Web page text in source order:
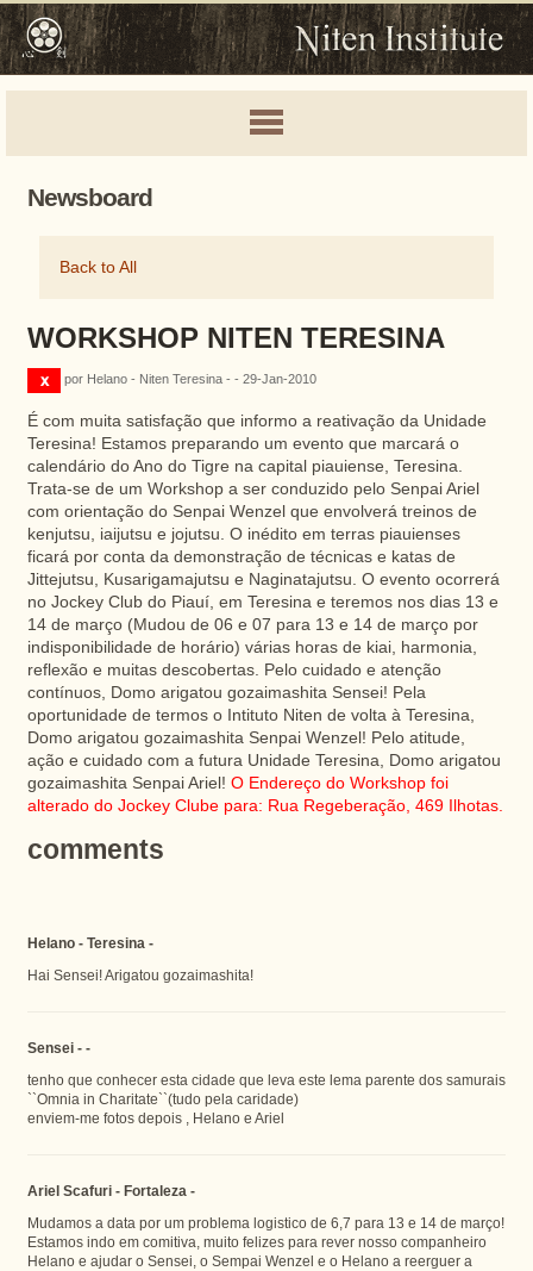
Newsboard
Back to All
WORKSHOP NITEN TERESINA
por Helano - Niten Teresina - - 29-Jan-2010
É com muita satisfação que informo a reativação da Unidade
Teresina! Estamos preparando um evento que marcará o
calendário do Ano do Tigre na capital piauiense, Teresina.
Trata-se de um Workshop a ser conduzido pelo Senpai Ariel
com orientação do Senpai Wenzel que envolverá treinos de
kenjutsu, iaijutsu e jojutsu. O inédito em terras piauienses
ficará por conta da demonstração de técnicas e katas de
Jittejutsu, Kusarigamajutsu e Naginatajutsu. O evento ocorrerá
no Jockey Club do Piauí, em Teresina e teremos nos dias 13 e
14 de março (Mudou de 06 e 07 para 13 e 14 de março por
indisponibilidade de horário) várias horas de kiai, harmonia,
reflexão e muitas descobertas. Pelo cuidado e atenção
contínuos, Domo arigatou gozaimashita Sensei! Pela
oportunidade de termos o Intituto Niten de volta à Teresina,
Domo arigatou gozaimashita Senpai Wenzel! Pelo atitude,
ação e cuidado com a futura Unidade Teresina, Domo arigatou
gozaimashita Senpai Ariel! O Endereço do Workshop foi
alterado do Jockey Clube para: Rua Regeberação, 469 Ilhotas.
comments
Helano - Teresina -
Hai Sensei! Arigatou gozaimashita!
Sensei - -
tenho que conhecer esta cidade que leva este lema parente dos samurais
``Omnia in Charitate``(tudo pela caridade)
enviem-me fotos depois , Helano e Ariel
Ariel Scafuri - Fortaleza -
Mudamos a data por um problema logistico de 6,7 para 13 e 14 de março!
Estamos indo em comitiva, muito felizes para rever nosso companheiro
Helano e ajudar o Sensei, o Sempai Wenzel e o Helano a reerguer a